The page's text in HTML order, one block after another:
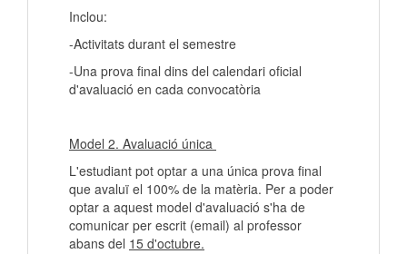
Inclou:
-Activitats durant el semestre
-Una prova final dins del calendari oficial
d'avaluació en cada convocatòria
Model 2. Avaluació única
L'estudiant pot optar a una única prova final
que avaluï el 100% de la matèria. Per a poder
optar a aquest model d'avaluació s'ha de
comunicar per escrit (email) al professor
abans del 15 d'octubre.